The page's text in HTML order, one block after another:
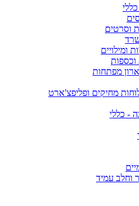
וסרטים
ומילויים
מפתחות
מחיקים ופליפצ'ארט
- כללי
וחלב עמיד